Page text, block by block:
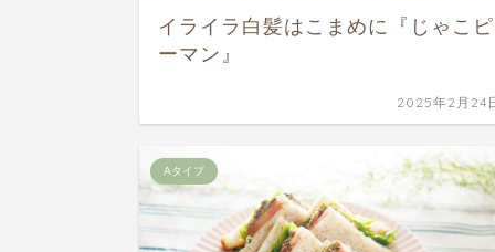
イライラ白髪はこまめに『じゃこピ
ーマン』
2025年2月24
Aタイプ